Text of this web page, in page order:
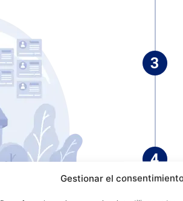
Gestionar el